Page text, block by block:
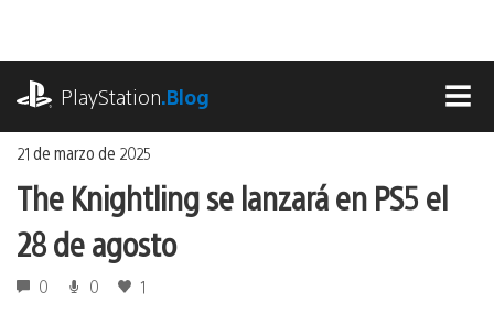
contenido
PlayStation.Blog
21 de marzo de 2025
The Knightling se lanzará en PS5 el
28 de agosto
0 0 1